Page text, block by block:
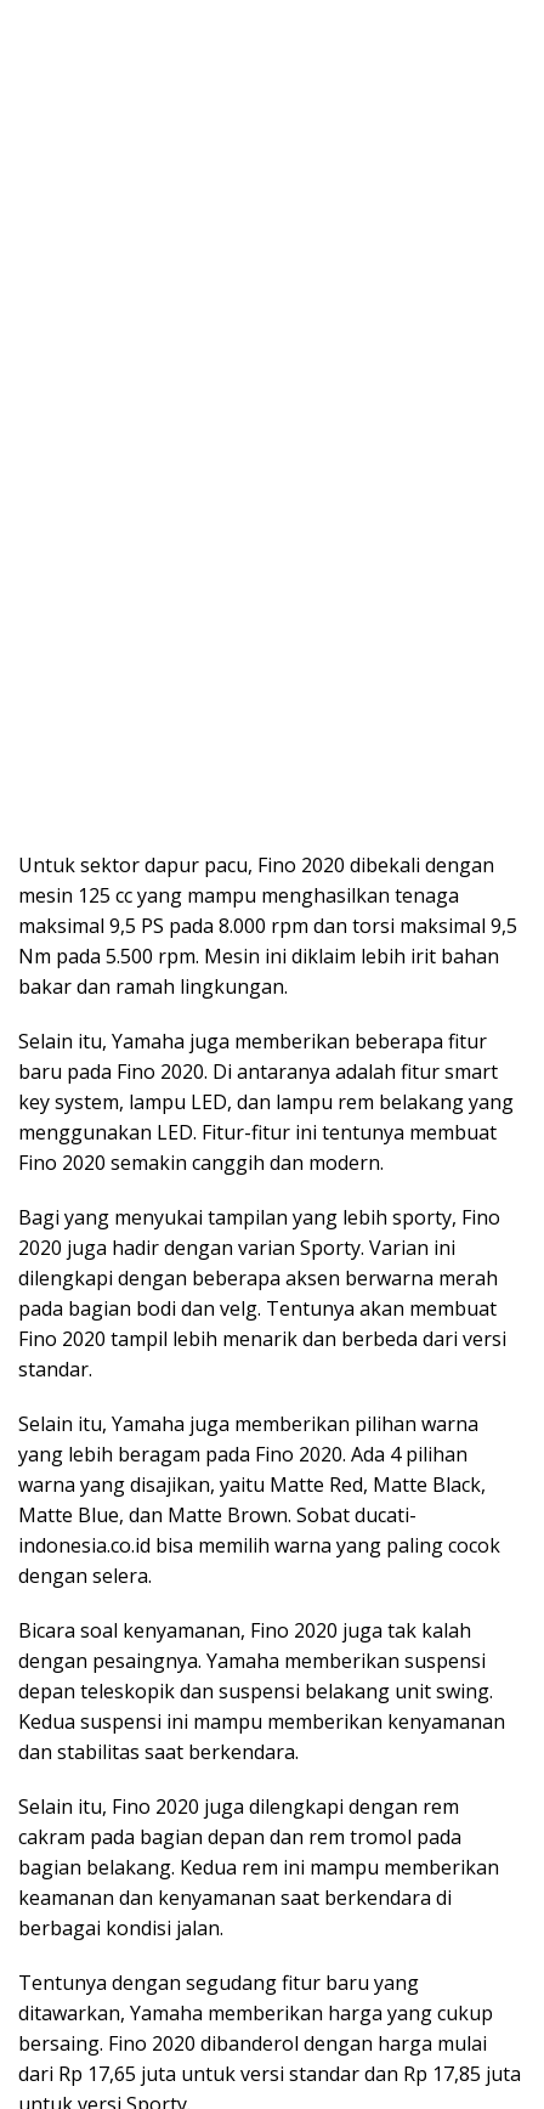
Untuk sektor dapur pacu, Fino 2020 dibekali dengan
mesin 125 cc yang mampu menghasilkan tenaga
maksimal 9,5 PS pada 8.000 rpm dan torsi maksimal 9,5
Nm pada 5.500 rpm. Mesin ini diklaim lebih irit bahan
bakar dan ramah lingkungan.
Selain itu, Yamaha juga memberikan beberapa fitur
baru pada Fino 2020. Di antaranya adalah fitur smart
key system, lampu LED, dan lampu rem belakang yang
menggunakan LED. Fitur-fitur ini tentunya membuat
Fino 2020 semakin canggih dan modern.
Bagi yang menyukai tampilan yang lebih sporty, Fino
2020 juga hadir dengan varian Sporty. Varian ini
dilengkapi dengan beberapa aksen berwarna merah
pada bagian bodi dan velg. Tentunya akan membuat
Fino 2020 tampil lebih menarik dan berbeda dari versi
standar.
Selain itu, Yamaha juga memberikan pilihan warna
yang lebih beragam pada Fino 2020. Ada 4 pilihan
warna yang disajikan, yaitu Matte Red, Matte Black,
Matte Blue, dan Matte Brown. Sobat ducati-
indonesia.co.id bisa memilih warna yang paling cocok
dengan selera.
Bicara soal kenyamanan, Fino 2020 juga tak kalah
dengan pesaingnya. Yamaha memberikan suspensi
depan teleskopik dan suspensi belakang unit swing.
Kedua suspensi ini mampu memberikan kenyamanan
dan stabilitas saat berkendara.
Selain itu, Fino 2020 juga dilengkapi dengan rem
cakram pada bagian depan dan rem tromol pada
bagian belakang. Kedua rem ini mampu memberikan
keamanan dan kenyamanan saat berkendara di
berbagai kondisi jalan.
Tentunya dengan segudang fitur baru yang
ditawarkan, Yamaha memberikan harga yang cukup
bersaing. Fino 2020 dibanderol dengan harga mulai
dari Rp 17,65 juta untuk versi standar dan Rp 17,85 juta
untuk versi Sporty.